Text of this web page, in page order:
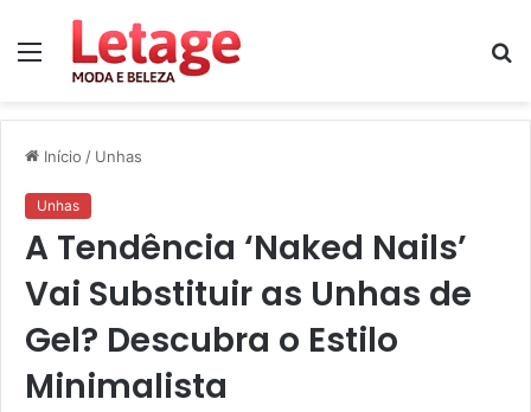
Menu
Início / Unhas
Unhas
A Tendência ‘Naked Nails’
Vai Substituir as Unhas de
Gel? Descubra o Estilo
Minimalista